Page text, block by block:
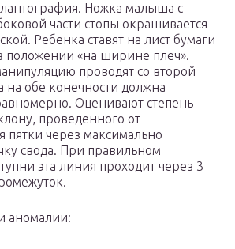
Ножка малыша с
части стопы окрашивается
Ребенка ставят на лист бумаги
положении «на ширине плеч».
проводят со второй
на обе конечности должна
Оценивают степень
проведенного от
пятки через максимально
свода. При правильном
эта линия проходит через 3
аномалии: